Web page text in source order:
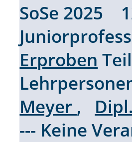
SoSe 2025
Erproben
Meyer ,
--- Keine